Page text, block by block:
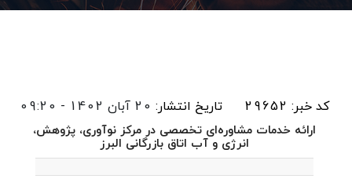
کد خبر: 29652 تاریخ انتشار: 20 آبان 1402 - 09:20
ارائه خدمات مشاوره‌ای تخصصی در مرکز نوآوری، پژوهش،
انرژی و آب اتاق بازرگانی البرز